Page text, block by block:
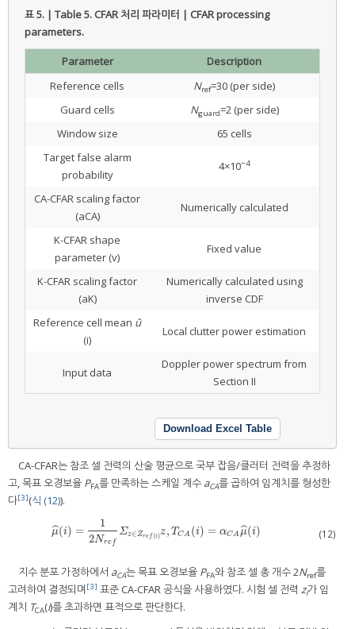
표 5. | Table 5. CFAR 처리 파라미터 | CFAR processing
parameters.
Parameter
Description
Reference cells
Nref=30 (per side)
Guard cells
Nguard=2 (per side)
Window size
65 cells
Target false alarm
probability
4×10−4
CA-CFAR scaling factor
(aCA)
Numerically calculated
K-CFAR shape
parameter (v)
Fixed value
K-CFAR scaling factor
(aK)
Numerically calculated using
inverse CDF
Reference cell mean û
(i)
Local clutter power estimation
Input data
Doppler power spectrum from
Section II
Download Excel Table
CA-CFAR는 참조 셀 전력의 산술 평균으로 국부 잡음/클러터 전력을 추정하
고, 목표 오경보율 PFA를 만족하는 스케일 계수 aCA를 곱하여 임계치를 형성한
다[3](식 (12)).
μ
ˆ(i) =
1
2Nref
Σz∈Zref(i)z, TCA (i) = αCA μ
ˆ(i)
μ ^(i) =12NrefΣz∈Z ref(i)z,TCA(i)= αC Aμ^(i) (12)
지수 분포 가정하에서 aCA는 목표 오경보율 PFA와 참조 셀 총 개수 2Nref를
고려하여 결정되며 [3] 표준 CA-CFAR 공식을 사용하였다. 시험 셀 전력 zi가 임
계치 TCA(i)를 초과하면 표적으로 판단한다.